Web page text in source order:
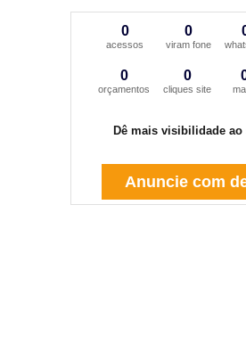
0
acessos
0
viram fone
0
orçamentos
0
cliques site
Dê mais visibilidade
Anuncie com